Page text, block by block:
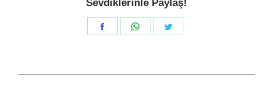
Sevdiklerinle Paylaş!
Share
Share